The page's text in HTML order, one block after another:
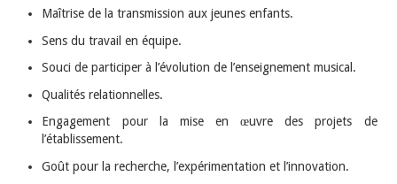
Maîtrise de la transmission aux jeunes enfants.
Sens du travail en équipe.
Souci de participer à l’évolution de l’enseignement musical.
Qualités relationnelles.
Engagement pour la mise en œuvre des projets de
l’établissement.
Goût pour la recherche, l’expérimentation et l’innovation.